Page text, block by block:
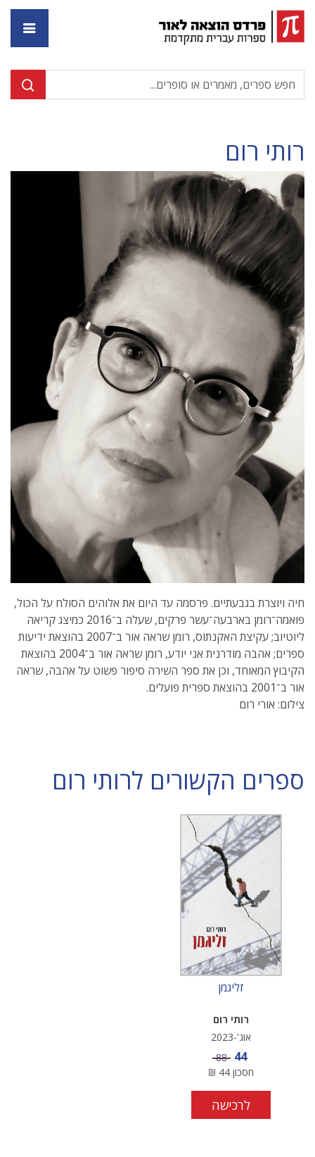
רותי רום
חיה ויוצרת בגבעתיים. פרסמה עד היום את אלוהים הסולח על הכול,
פואמה־רומן בארבעה־עשר פרקים, שעלה ב־2016 כמיצג קריאה
ליוטיוב; עקיצת האקנתוֹס, רומן שראה אור ב־2007 בהוצאת ידיעות
ספרים; אהבה מודרנית אני יודע, רומן שראה אור ב־2004 בהוצאת
הקיבוץ המאוחד, וכן את ספר השירה סיפור פשוט על אהבה, שראה
אור ב־2001 בהוצאת ספרית פועלים.
צילום: אורי רום
ספרים הקשורים לרותי רום
זליגמן
רותי רום
אוג'-2023
מחיר מבצע
44 מחיר
88
חסכון 44
₪
לרכישה